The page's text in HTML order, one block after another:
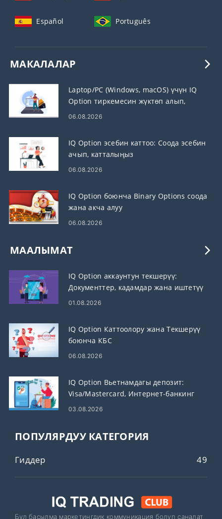
Español Português
МАКАЛАЛАР
Laptop/PC (Windows, macOS) үчүн IQ
Option тиркемесин жүктөп алып,
орнотуңуз
06.08.2026
IQ Option эсебин каттоо: Соода эсебин
ачып, катталыңыз
06.08.2026
IQ Option боюнча Binary Options соода
жана акча алуу
06.08.2026
МААЛЫМАТ
IQ Option аккаунтун текшерүү:
Документтер, кадамдар жана иштетүү
убакыттары
01.08.2026
IQ Option Каттоолору жана Текшерүү
боюнча КБС
06.08.2026
IQ Option Вьетнамдагы депозит:
Visa/Mastercard, Интернет-банкинг
жана электрондук капчыктар
03.08.2026
ПОПУЛЯРДУУ КАТЕГОРИЯ
Гиддер 49
Бул басылма маркетингдик коммуникация болуп саналат